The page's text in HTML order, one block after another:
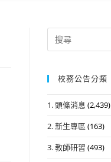
Search
for:
校務公告分類
1. 頭條消息 (2,439)
2. 新生專區 (163)
3. 教師研習 (493)